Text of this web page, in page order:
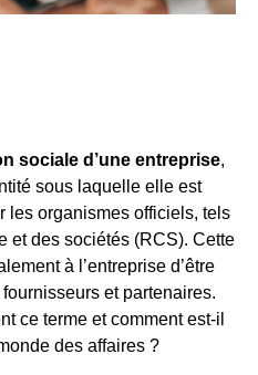
sociale d’une entreprise,
sous laquelle elle est
les organismes officiels, tels
et des sociétés (RCS). Cette
à l’entreprise d’être
et partenaires.
ce terme et comment est-il
des affaires ?